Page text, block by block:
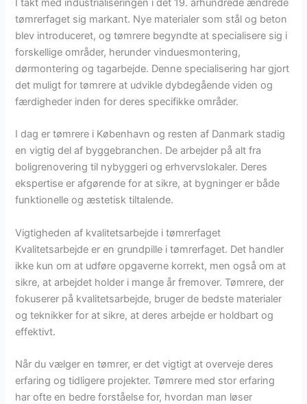
I takt med industrialiseringen i det 19. århundrede ændrede
tømrerfaget sig markant. Nye materialer som stål og beton
blev introduceret, og tømrere begyndte at specialisere sig i
forskellige områder, herunder vinduesmontering,
dørmontering og tagarbejde. Denne specialisering har gjort
det muligt for tømrere at udvikle dybdegående viden og
færdigheder inden for deres specifikke områder.
I dag er tømrere i København og resten af Danmark stadig
en vigtig del af byggebranchen. De arbejder på alt fra
boligrenovering til nybyggeri og erhvervslokaler. Deres
ekspertise er afgørende for at sikre, at bygninger er både
funktionelle og æstetisk tiltalende.
Vigtigheden af kvalitetsarbejde i tømrerfaget
Kvalitetsarbejde er en grundpille i tømrerfaget. Det handler
ikke kun om at udføre opgaverne korrekt, men også om at
sikre, at arbejdet holder i mange år fremover. Tømrere, der
fokuserer på kvalitetsarbejde, bruger de bedste materialer
og teknikker for at sikre, at deres arbejde er holdbart og
effektivt.
Når du vælger en tømrer, er det vigtigt at overveje deres
erfaring og tidligere projekter. Tømrere med stor erfaring
har ofte en bedre forståelse for, hvordan man løser